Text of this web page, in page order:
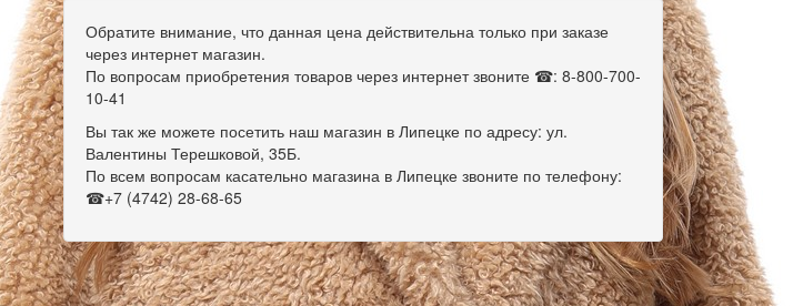
Обратите внимание, что данная цена действительна только при заказе
через интернет магазин.
По вопросам приобретения товаров через интернет звоните ☎: 8-800-700-
10-41
Вы так же можете посетить наш магазин в Липецке по адресу: ул.
Валентины Терешковой, 35Б.
По всем вопросам касательно магазина в Липецке звоните по телефону:
☎+7 (4742) 28-68-65